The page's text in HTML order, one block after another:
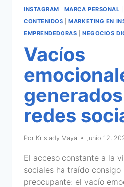
INSTAGRAM MARCA PERSONAL
CONTENIDOS |MARKETING EN
EMPRENDEDORAS
NEGOCIOS
Vacíos
redes
Por Krislady Maya junio 12,
El acceso constante a la
sociales ha traído consigo
preocupante: el vacío